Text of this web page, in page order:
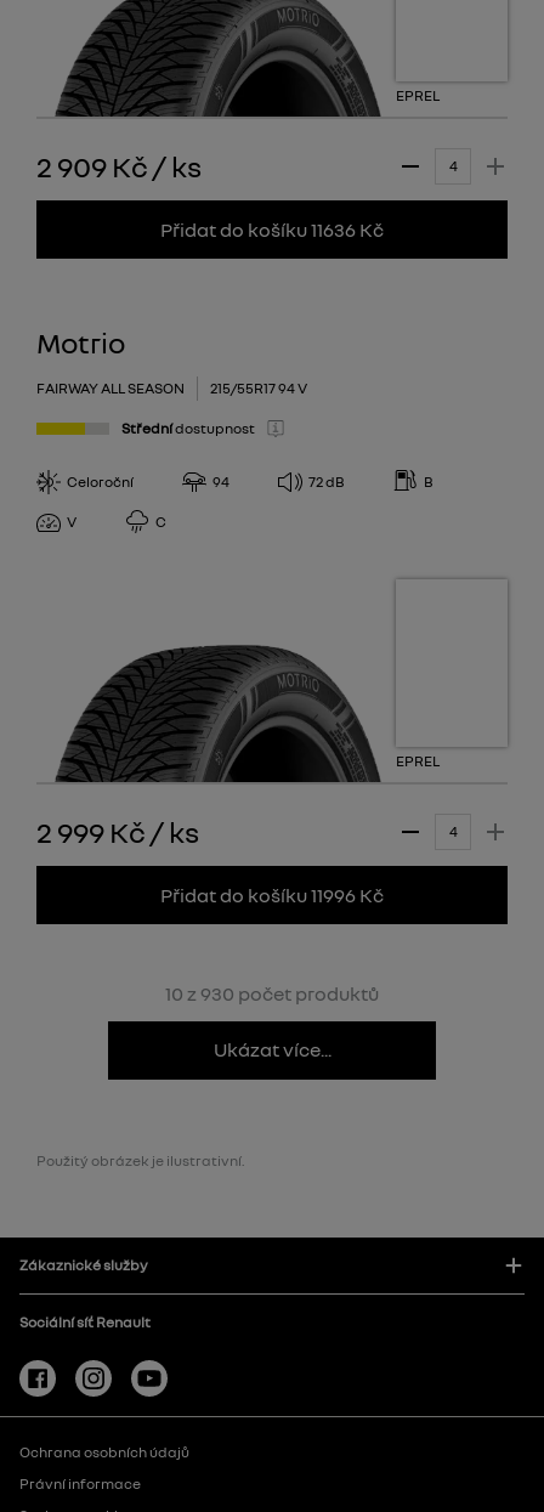
EPREL
2 909 Kč / ks
Přidat do košíku 11636 Kč
Motrio
FAIRWAY ALL SEASON 215/55R17 94 V
Střednídostupnost
Celoroční 94 72dB B
V C
EPREL
2 999 Kč / ks
Přidat do košíku 11996 Kč
10 z 930 počet produktů
Ukázat více...
Použitý obrázek je ilustrativní.
Zákaznické služby
Sociální síť Renault
Ochrana osobních údajů
Právní informace